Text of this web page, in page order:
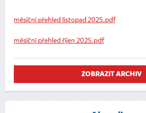
měsíční přehled listopad 2025.pdf
měsíční přehled říjen 2025.pdf
ZOBRAZIT ARCHIV